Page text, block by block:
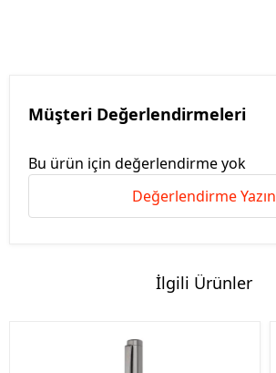
Müşteri Değerlendirmeleri
Bu ürün için değerlendirme yok
Değerlendirme Yazın
İlgili Ürünler